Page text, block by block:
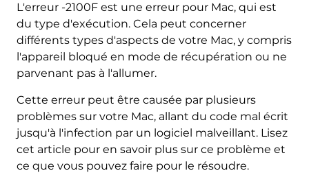
L'erreur -2100F est une erreur pour Mac, qui est
du type d'exécution. Cela peut concerner
différents types d'aspects de votre Mac, y compris
l'appareil bloqué en mode de récupération ou ne
parvenant pas à l'allumer.
Cette erreur peut être causée par plusieurs
problèmes sur votre Mac, allant du code mal écrit
jusqu'à l'infection par un logiciel malveillant. Lisez
cet article pour en savoir plus sur ce problème et
ce que vous pouvez faire pour le résoudre.